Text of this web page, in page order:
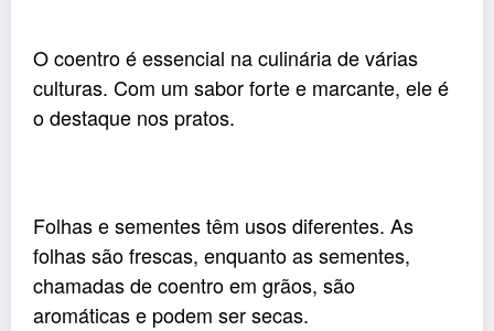
O coentro é essencial na culinária de várias
culturas. Com um sabor forte e marcante, ele é
o destaque nos pratos.
Folhas e sementes têm usos diferentes. As
folhas são frescas, enquanto as sementes,
chamadas de coentro em grãos, são
aromáticas e podem ser secas.